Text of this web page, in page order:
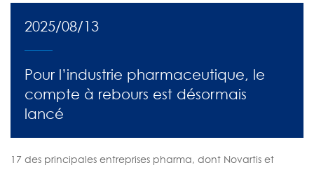
2025/08/13
Pour l’industrie pharmaceutique, le
compte à rebours est désormais
lancé
17 des principales entreprises pharma, dont Novartis et